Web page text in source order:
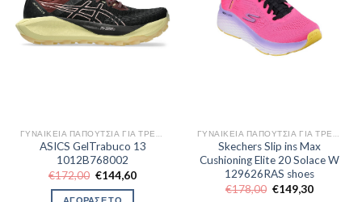
ASICS GelTrabuco 13
1012B768002
€172,00 Original
was:
€144,60Η
Skechers Slip ins Max
Cushioning Elite 20 Solace W
129626RAS shoes
€178,00 Original
€149,30Η